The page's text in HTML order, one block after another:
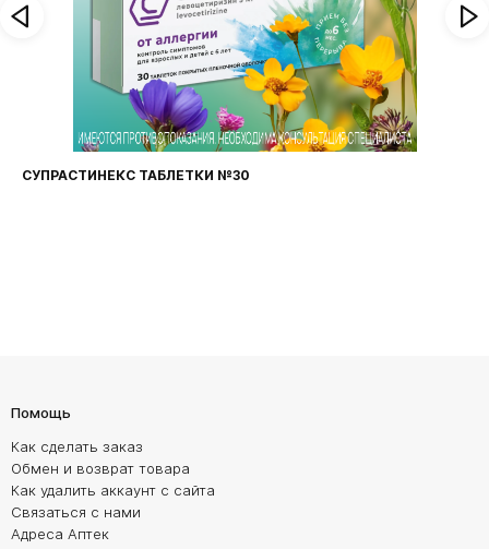
СУПРАСТИНЕКС ТАБЛЕТКИ №30
Помощь
Как сделать заказ
Обмен и возврат товара
Как удалить аккаунт с сайта
Связаться с нами
Адреса Аптек